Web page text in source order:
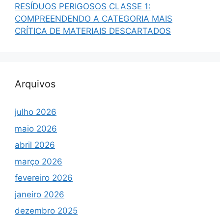
RESÍDUOS PERIGOSOS CLASSE 1:
COMPREENDENDO A CATEGORIA MAIS
CRÍTICA DE MATERIAIS DESCARTADOS
Arquivos
julho 2026
maio 2026
abril 2026
março 2026
fevereiro 2026
janeiro 2026
dezembro 2025